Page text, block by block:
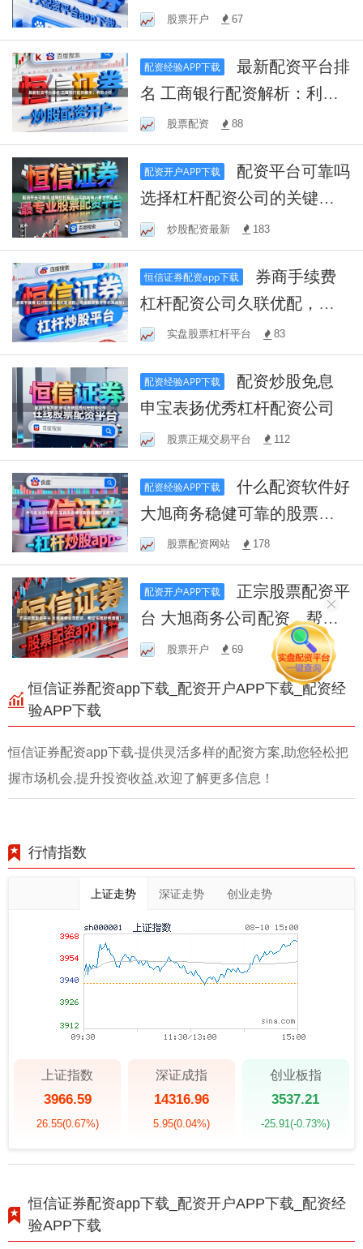
资前必知的关键因素
股票开户 67
配资经验APP下载
最新配资平台排
名 工商银行配资解析：利弊
分析股票配资 88
配资开户APP下载
选择杠杆配资公司的关键：
看大牛证券
炒股配资最新 183
恒信证券配资app下载
杠杆配资公司久联优配，专
业配资服务等你来体验！
实盘股票杠杆平台 83
配资经验APP下载
申宝表扬优秀杠杆配资公司
股票正规交易平台 112
配资经验APP下载
什么配资软件好
大旭商务稳健可靠的股票配
资服务股票配资网站 178
配资开户APP下载
台 大旭商务公司配资，帮您
实现财务增值！
股票开户 69
恒信证券配资app下载_配资开户APP下载_配资经
验APP下载
恒信证券配资app下载-提供灵活多样的配资方案,助您轻松把
握市场机会,提升投资收益,欢迎了解更多信息！
行情指数
上证走势 深证走势 创业走势
上证指数
3966.59
26.55(0.67%)
深证成指
14316.96
5.95(0.04%)
创业板指
3537.21
-25.91(-0.73%)
恒信证券配资app下载_配资开户APP下载_配资经
验APP下载